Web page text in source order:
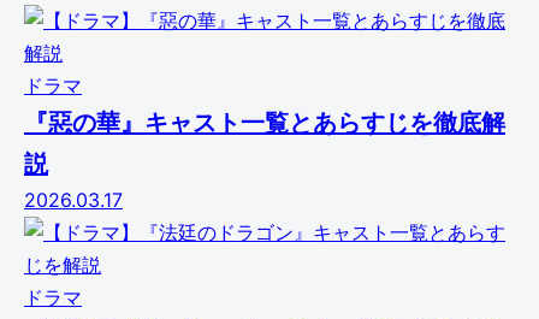
ドラマ
『惡の華』キャスト一覧とあらすじを徹底解
説
2026.03.17
ドラマ